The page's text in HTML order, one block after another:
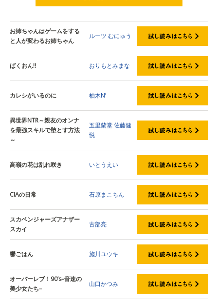
お姉ちゃんはゲームをする
と人が変わるお姉ちゃん
ルーツ むにゅう
ばくおん!! おりもとみまな
カレシがいるのに 柚木N’
異世界NTR～親友のオンナ
を最強スキルで堕とす方法
～
五里蘭堂佐藤健
悦
高嶺の花は乱れ咲き いとうえい
CIAの日常 石原まこちん
スカベンジャーズアナザー
スカイ
古部亮
鬱ごはん 施川ユウキ
オーバーレブ！90’s–音速の
美少女たち–
山口かつみ